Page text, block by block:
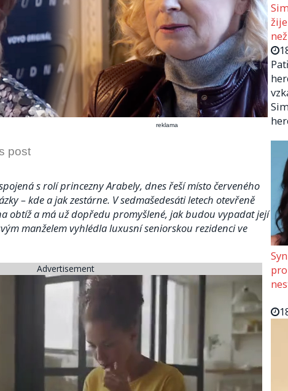
reklama
post
s rolí princezny Arabely, dnes řeší místo červeného
– kde a jak zestárne. V sedmašedesáti letech otevřeně
obtíž a má už dopředu promyšlené, jak budou vypadat její
manželem vyhlédla luxusní seniorskou rezidenci ve
Advertisement